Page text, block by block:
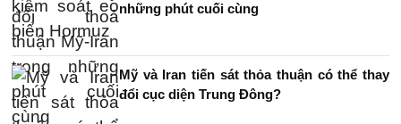
những phút cuối cùng
Mỹ và Iran tiến sát thỏa thuận có thể thay
đổi cục diện Trung Đông?